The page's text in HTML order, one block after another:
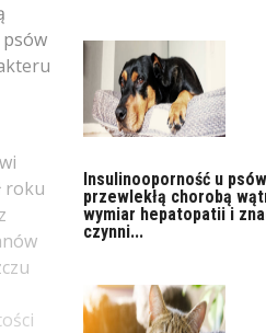
roku
Insulinooporność u
przewlekłą chorobą
wymiar hepatopatii i
czynni...